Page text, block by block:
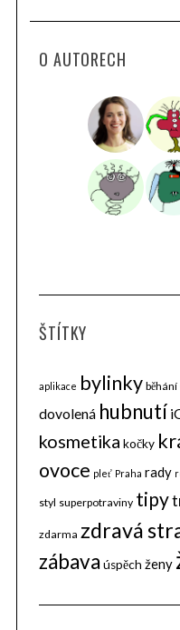
O AUTORECH
ŠTÍTKY
aplikace bylinky běhání
dovolená hubnutí
kosmetika kočky
ovoce pleť Praha rady
styl superpotraviny tipy
zdarma zdravá
zábava úspěch ženy